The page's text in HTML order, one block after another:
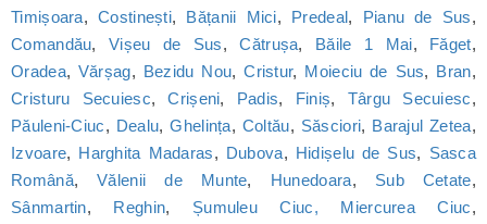
Timișoara,Costinești, Bățanii Mici, Predeal, Pianu de Sus,
Comandău,Vișeu de Sus,Cătrușa, Băile 1 Mai, Făget,
Oradea, Vărșag, Bezidu Nou,Cristur, Moieciu de Sus, Bran,
Cristuru Secuiesc,Crișeni, Padis, Finiș, Târgu Secuiesc,
Păuleni-Ciuc, Dealu,Ghelința, Coltău, Săsciori, Barajul Zetea,
Izvoare, Harghita Madaras, Dubova, Hidișelu de Sus, Sasca
Română,Vălenii de Munte, Hunedoara, Sub Cetate,
Sânmartin, Reghin, Șumuleu Ciuc, Miercurea Ciuc,